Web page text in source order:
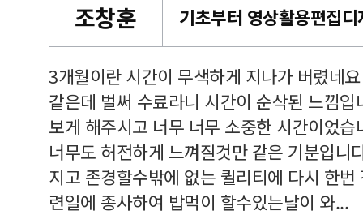
조창훈
3개월이란 시간이 무색하게 지나가 버렸네
같은데 벌써 수료라니 시간이 순삭된 느낌
보게 해주시고 너무 너무 소중한 시간이었
너무도 허전하게 느껴질것만 같은 기분입니
지고 존경할수밖에 없는 퀼리티에 다시 한
련일에 종사하여 밥먹이 할수있는날이 와...